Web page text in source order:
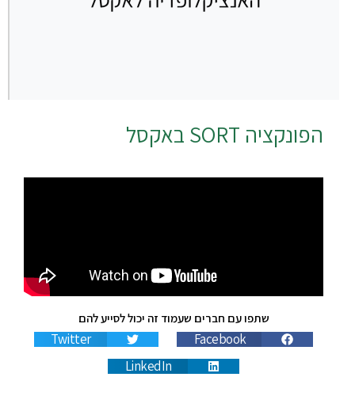
הפונקציה SORT באקסל
שתפו עם חברים שעמוד זה יכול לסייע להם
Facebook
Twitter
LinkedIn